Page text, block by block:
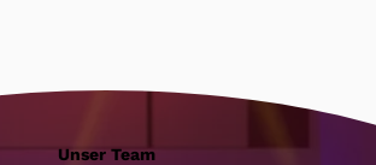
Unser Team